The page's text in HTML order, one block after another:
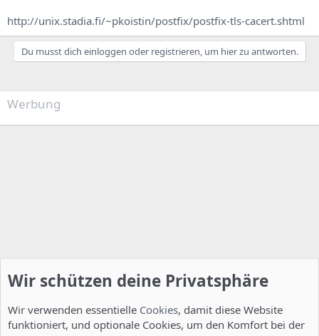
http://unix.stadia.fi/~pkoistin/postfix/postfix-tls-cacert.shtml
Du musst dich einloggen oder registrieren, um hier zu antworten.
Werbung
Wir schützen deine Privatsphäre
Wir verwenden essentielle Cookies, damit diese Website
funktioniert, und optionale Cookies, um den Komfort bei der